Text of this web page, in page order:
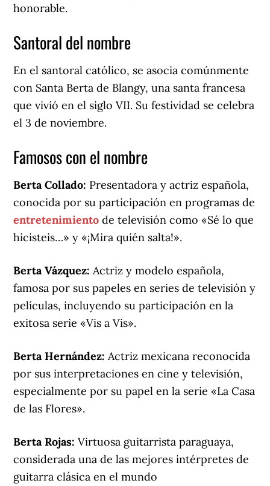
honorable.
Santoral del nombre
En el santoral católico, se asocia comúnmente
con Santa Berta de Blangy, una santa francesa
que vivió en el siglo VII. Su festividad se celebra
el 3 de noviembre.
Famosos con el nombre
Berta Collado: Presentadora y actriz española,
conocida por su participación en programas de
entretenimiento de televisión como «Sé lo que
hicisteis…» y «¡Mira quién salta!».
Berta Vázquez: Actriz y modelo española,
famosa por sus papeles en series de televisión y
películas, incluyendo su participación en la
exitosa serie «Vis a Vis».
Berta Hernández: Actriz mexicana reconocida
por sus interpretaciones en cine y televisión,
especialmente por su papel en la serie «La Casa
de las Flores».
Berta Rojas: Virtuosa guitarrista paraguaya,
considerada una de las mejores intérpretes de
guitarra clásica en el mundo